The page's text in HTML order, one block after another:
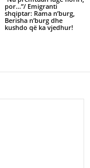
por…”/ Emigranti
shqiptar: Rama n’burg,
Berisha n’burg dhe
kushdo që ka vjedhur!